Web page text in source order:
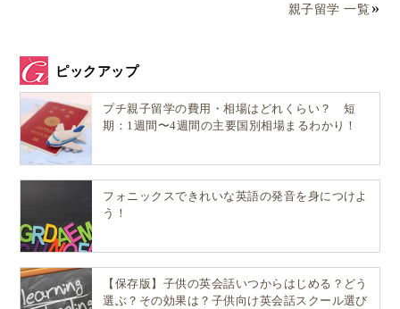
親子留学 一覧
ピックアップ
プチ親子留学の費用・相場はどれくらい？ 短
期：1週間〜4週間の主要国別相場まるわかり！
フォニックスできれいな英語の発音を身につけよ
う！
【保存版】子供の英会話いつからはじめる？どう
選ぶ？その効果は？子供向け英会話スクール選び